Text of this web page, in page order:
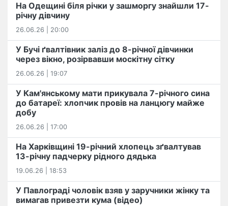
На Одещині біля річки у зашморгу знайшли 17-
річну дівчину
26.06.26 | 20:00
У Бучі ґвалтівник заліз до 8-річної дівчинки
через вікно, розірвавши москітну сітку
26.06.26 | 19:07
У Кам'янському мати прикувала 7-річного сина
до батареї: хлопчик провів на ланцюгу майже
добу
26.06.26 | 17:00
На Харківщині 19-річний хлопець​ ️зґвалтував
13-річну падчерку рідного дядька
19.06.26 | 18:53
У Павлограді чоловік взяв у заручники жінку та
вимагав привезти кума (відео)